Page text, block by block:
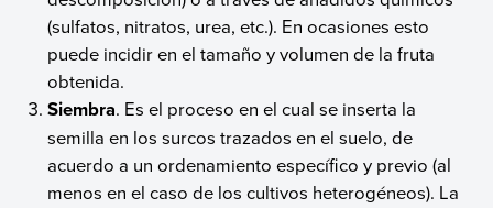
(sulfatos, nitratos, urea, etc.). En ocasiones esto
puede incidir en el tamaño y volumen de la fruta
obtenida.
Siembra. Es el proceso en el cual se inserta la
semilla en los surcos trazados en el suelo, de
acuerdo a un ordenamiento específico y previo (al
menos en el caso de los cultivos heterogéneos). La